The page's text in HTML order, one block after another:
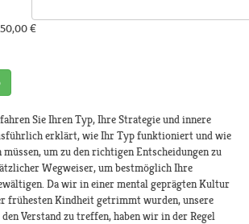
50,00 €
Sie Ihren Typ, Ihre Strategie und innere
erklärt, wie Ihr Typ funktioniert und wie
um zu den richtigen Entscheidungen zu
Wegweiser, um bestmöglich Ihre
Da wir in einer mental geprägten Kultur
frühesten Kindheit getrimmt wurden, unsere
Verstand zu treffen, haben wir in der Regel